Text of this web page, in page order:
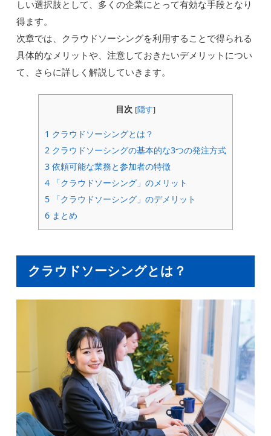
しい選択肢として、多くの企業にとって有効な手段となり
得ます。
次章では、クラウドソーシングを利用することで得られる
具体的なメリットや、注意しておきたいデメリットについ
て、さらに詳しく解説していきます。
目次 [隠す]
1 クラウドソーシングとは？
2 クラウドソーシングの基本的な3つの発注方式
3 依頼可能な業務と参加者の特徴
4 「クラウドソーシング」のメリット
5 「クラウドソーシング」のデメリット
6 まとめ
クラウドソーシングとは？